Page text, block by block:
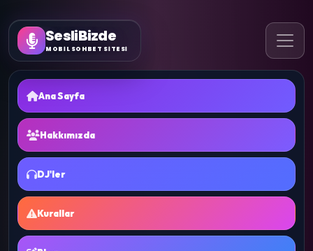
SesliBizde
MOBİL SOHBET SİTESİ
Ana Sayfa
Hakkımızda
DJ'ler
Kurallar